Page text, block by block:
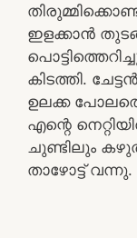
ഇളക്കാൻ
കിടത്തി.
ഉലക്ക
എന്റെ
ചുണ്ടിലും
താഴോട്ട് വന്നു.